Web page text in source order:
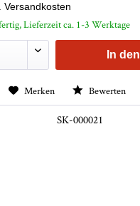
Versandkosten
Lieferzeit ca. 1-3 Werktage
In den
Merken Bewerten
SK-000021